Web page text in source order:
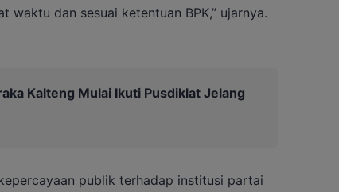
waktu dan sesuai ketentuan BPK,” ujarnya.
Kalteng Mulai Ikuti Pusdiklat Jelang
publik terhadap institusi partai